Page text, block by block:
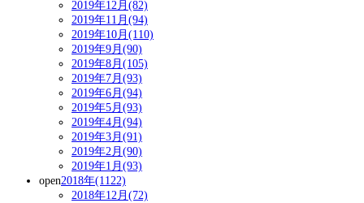
2019年12月(82)
2019年11月(94)
2019年10月(110)
2019年9月(90)
2019年8月(105)
2019年7月(93)
2019年6月(94)
2019年5月(93)
2019年4月(94)
2019年3月(91)
2019年2月(90)
2019年1月(93)
open2018年(1122)
2018年12月(72)